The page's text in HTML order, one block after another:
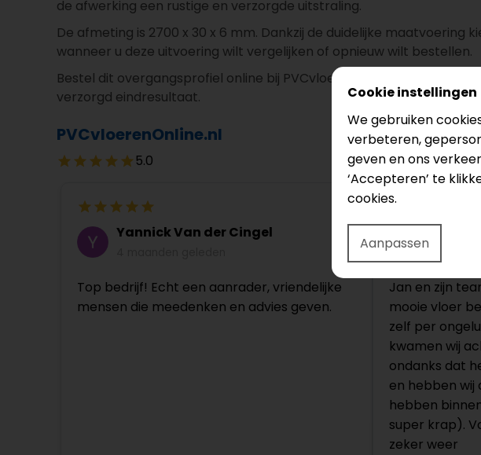
de afwerking een rustige en verzorgde uitstraling.
De afmeting is 2700 x 30 x 6 mm. Dankzij de duidelijke maatvoering
wanneer u deze uitvoering wilt vergelijken of opnieuw wilt bestellen.
Bestel dit overgangsprofiel online bij PVCvloerenOnline.nl en
verzorgd eindresultaat.
PVCvloerenOnline.nl
5.0
Yannick Van der Cingel
Top bedrijf! Echt een aanrader, vriendelijke
mensen die meedenken en advies geven.
Jan en zijn
mooie vloer
zelf per
kwamen wij
ondanks dat
en hebben wij
hebben
super krap).
zeker weer
Cookie instellingen
We gebruiken
verbeteren,
geven en ons
‘Accepteren’ te
cookies.
Aanpassen